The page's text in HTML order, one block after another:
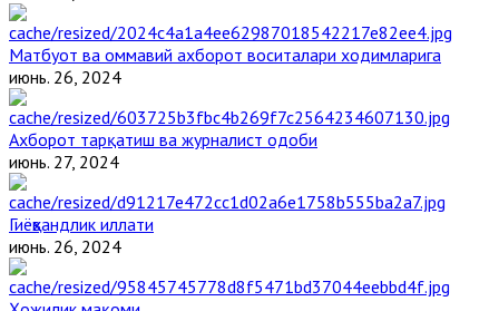
Матбуот ва оммавий ахборот воситалари ходимларига
июнь. 26, 2024
Ахборот тарқатиш ва журналист одоби
июнь. 27, 2024
Гиёҳвандлик иллати
июнь. 26, 2024